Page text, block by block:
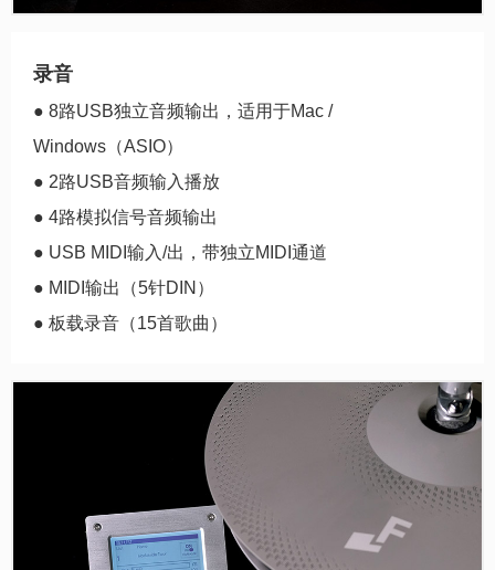
录音
● 8路USB独立音频输出，适用于Mac /
Windows（ASIO）
● 2路USB音频输入播放
● 4路模拟信号音频输出
● USB MIDI输入/出，带独立MIDI通道
● MIDI输出（5针DIN）
● 板载录音（15首歌曲）